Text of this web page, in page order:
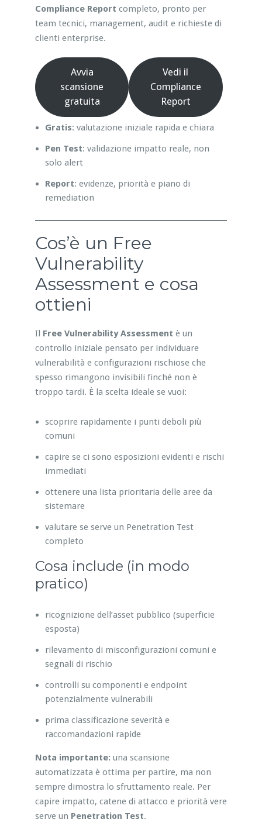
Compliance Report completo, pronto per
team tecnici, management, audit e richieste di
clienti enterprise.
Avvia
scansione
gratuita
Vedi il
Compliance
Report
Gratis: valutazione iniziale rapida e chiara
Pen Test: validazione impatto reale, non
solo alert
Report: evidenze, priorità e piano di
remediation
Cos’è un Free
Vulnerability
Assessment e cosa
ottieni
Il Free Vulnerability Assessment è un
controllo iniziale pensato per individuare
vulnerabilità e configurazioni rischiose che
spesso rimangono invisibili finché non è
troppo tardi. È la scelta ideale se vuoi:
scoprire rapidamente i punti deboli più
comuni
capire se ci sono esposizioni evidenti e rischi
immediati
ottenere una lista prioritaria delle aree da
sistemare
valutare se serve un Penetration Test
completo
Cosa include (in modo
pratico)
ricognizione dell’asset pubblico (superficie
esposta)
rilevamento di misconfigurazioni comuni e
segnali di rischio
controlli su componenti e endpoint
potenzialmente vulnerabili
prima classificazione severità e
raccomandazioni rapide
Nota importante: una scansione
automatizzata è ottima per partire, ma non
sempre dimostra lo sfruttamento reale. Per
capire impatto, catene di attacco e priorità vere
serve un Penetration Test.